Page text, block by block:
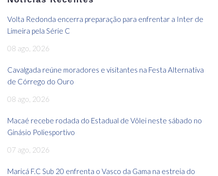
Volta Redonda encerra preparação para enfrentar a Inter de
Limeira pela Série C
08 ago, 2026
Cavalgada reúne moradores e visitantes na Festa Alternativa
de Córrego do Ouro
08 ago, 2026
Macaé recebe rodada do Estadual de Vôlei neste sábado no
Ginásio Poliesportivo
07 ago, 2026
Maricá F.C Sub 20 enfrenta o Vasco da Gama na estreia do